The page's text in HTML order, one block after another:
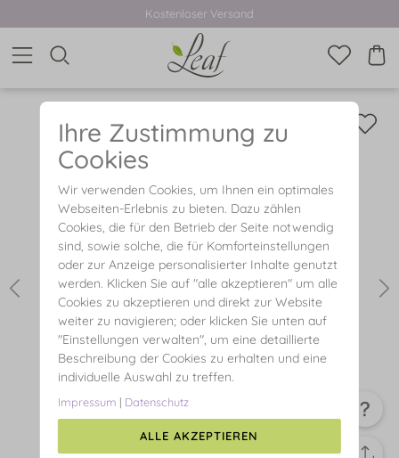
Kostenloser Versand
Ihre Zustimmung zu
Cookies
Wir verwenden Cookies, um Ihnen ein optimales
Webseiten-Erlebnis zu bieten. Dazu zählen
Cookies, die für den Betrieb der Seite notwendig
sind, sowie solche, die für Komforteinstellungen
oder zur Anzeige personalisierter Inhalte genutzt
werden. Klicken Sie auf "alle akzeptieren" um alle
Cookies zu akzeptieren und direkt zur Website
weiter zu navigieren; oder klicken Sie unten auf
"Einstellungen verwalten", um eine detaillierte
Beschreibung der Cookies zu erhalten und eine
individuelle Auswahl zu treffen.
Impressum | Datenschutz
ALLE AKZEPTIEREN